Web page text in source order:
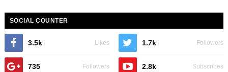
SOCIAL COUNTER
3.5k Likes 1.7k Followers
735 Followers 2.8k Subscribes